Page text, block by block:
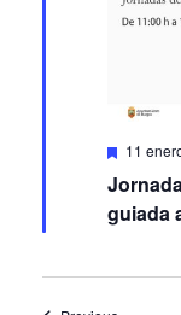
11
guiada